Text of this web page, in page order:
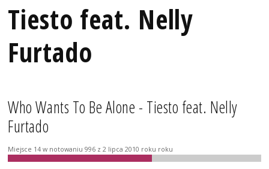
Tiesto feat. Nelly
Furtado
Who Wants To Be Alone - Tiesto feat. Nelly
Furtado
Miejsce 14 w notowaniu 996 z 2 lipca 2010 roku roku